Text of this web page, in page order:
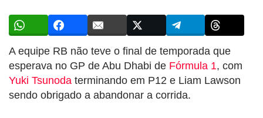
A equipe RB não teve o final de temporada que
esperava no GP de Abu Dhabi de Fórmula 1, com
Yuki Tsunoda terminando em P12 e Liam Lawson
sendo obrigado a abandonar a corrida.